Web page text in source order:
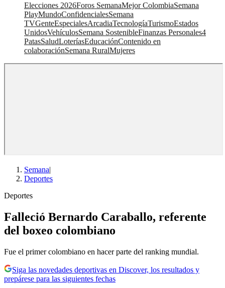
Elecciones 2026Foros SemanaMejor ColombiaSemana
PlayMundoConfidencialesSemana
TVGenteEspecialesArcadiaTecnologíaTurismoEstados
UnidosVehículosSemana SostenibleFinanzas Personales4
PatasSaludLoteríasEducaciónContenido en
colaboraciónSemana RuralMujeres
Semana|
Deportes
Deportes
Falleció Bernardo Caraballo, referente
del boxeo colombiano
Fue el primer colombiano en hacer parte del ranking mundial.
Siga las novedades deportivas en Discover, los resultados y
prepárese para las siguientes fechas